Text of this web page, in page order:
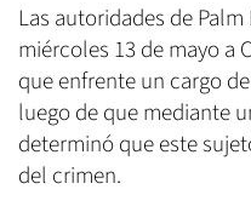
Las autoridades de
miércoles 13 de mayo a
que enfrente un cargo
luego de que mediante
determinó que este
del crimen.